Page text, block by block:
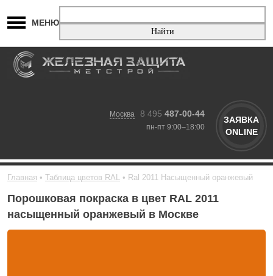
МЕНЮ
Москва 8 495 487-00-44
пн-пт 9:00–18:00
ЗАЯВКА
ONLINE
Главная Таблица цветов RAL Ral 2011 Насыщенный оранжевый
Порошковая покраска в цвет RAL 2011
насыщенный оранжевый в Москве